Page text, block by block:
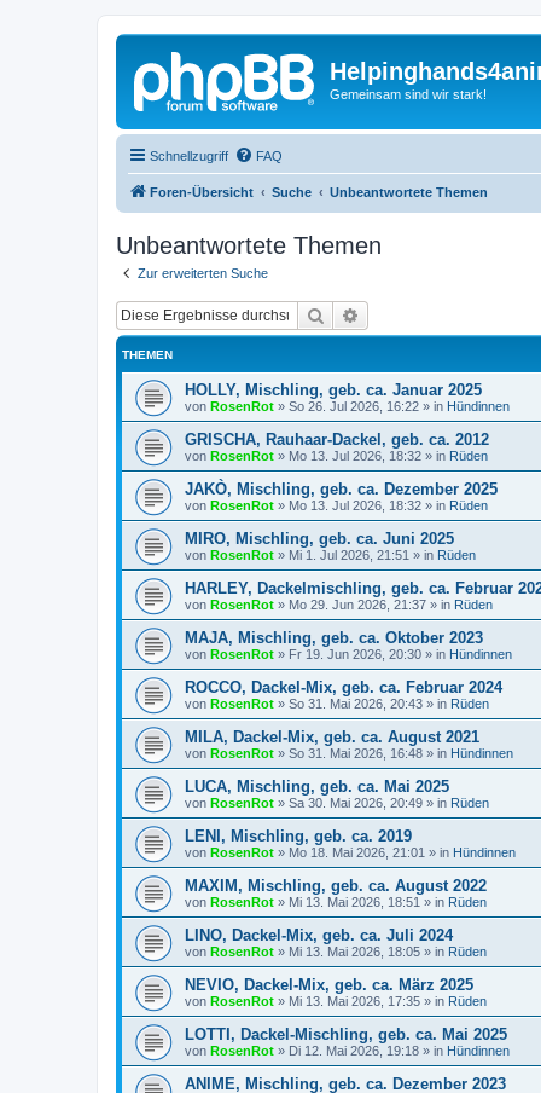
Gemeinsam sind wir stark!
Schnellzugriff FAQ
Foren-Übersicht Suche Unbeantwortete Themen
Unbeantwortete Themen
Zur erweiterten Suche
Suche
THEMEN
HOLLY, Mischling, geb. ca. Januar 2025
von RosenRot » So 26. Jul 2026, 16:22 » in Hündinnen
GRISCHA, Rauhaar-Dackel, geb. ca. 2012
von RosenRot » Mo 13. Jul 2026, 18:32 » in Rüden
JAKÒ, Mischling, geb. ca. Dezember 2025
von RosenRot » Mo 13. Jul 2026, 18:32 » in Rüden
MIRO, Mischling, geb. ca. Juni 2025
von RosenRot » Mi 1. Jul 2026, 21:51 » in Rüden
HARLEY, Dackelmischling, geb. ca. Februar
von RosenRot » Mo 29. Jun 2026, 21:37 » in Rüden
MAJA, Mischling, geb. ca. Oktober 2023
von RosenRot » Fr 19. Jun 2026, 20:30 » in Hündinnen
ROCCO, Dackel-Mix, geb. ca. Februar 2024
von RosenRot » So 31. Mai 2026, 20:43 » in Rüden
MILA, Dackel-Mix, geb. ca. August 2021
von RosenRot » So 31. Mai 2026, 16:48 » in Hündinnen
LUCA, Mischling, geb. ca. Mai 2025
von RosenRot » Sa 30. Mai 2026, 20:49 » in Rüden
LENI, Mischling, geb. ca. 2019
von RosenRot » Mo 18. Mai 2026, 21:01 » in Hündinnen
MAXIM, Mischling, geb. ca. August 2022
von RosenRot » Mi 13. Mai 2026, 18:51 » in Rüden
LINO, Dackel-Mix, geb. ca. Juli 2024
von RosenRot » Mi 13. Mai 2026, 18:05 » in Rüden
NEVIO, Dackel-Mix, geb. ca. März 2025
von RosenRot » Mi 13. Mai 2026, 17:35 » in Rüden
LOTTI, Dackel-Mischling, geb. ca. Mai 2025
von RosenRot » Di 12. Mai 2026, 19:18 » in Hündinnen
ANIME, Mischling, geb. ca. Dezember 2023